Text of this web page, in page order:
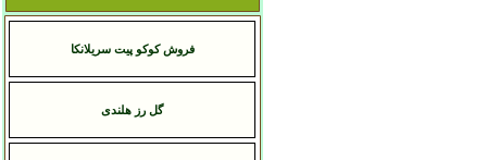
فروش کوکو پیت سریلانکا
گل رز هلندی